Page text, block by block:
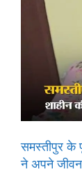
समस्तीपुर के
ने अपने जीवन